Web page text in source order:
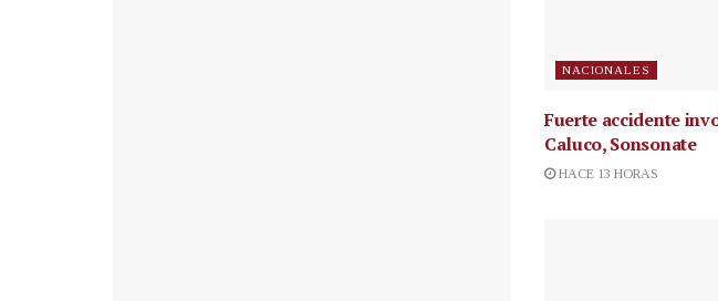
NACIONALES
Fuerte accidente
Caluco, Sonsonate
HACE 13 HORAS